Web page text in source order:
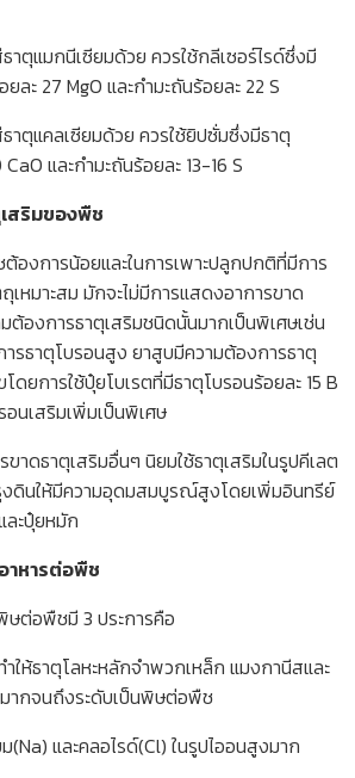
ตุแมกนีเซียมด้วย ควรใช้กลีเซอร์ไรด์ซึ่งมี
ละ 27 MgO และกำมะถันร้อยละ 22 S
าตุแคลเซียมด้วย ควรใช้ยิปซั่มซึ่งมีธาตุ
และกำมะถันร้อยละ 13-16 S
สริมของพืช
องการน้อยและในการเพาะปลูกปกติที่มีการ
หมาะสม มักจะไม่มีการแสดงอาการขาด
ต้องการธาตุเสริมชนิดนั้นมากเป็นพิเศษเช่น
รธาตุโบรอนสูง ยาสูบมีความต้องการธาตุ
ดยการใช้ปุ๋ยโบเรตที่มีธาตุโบรอนร้อยละ 15 B
อนเสริมเพิ่มเป็นพิเศษ
าดธาตุเสริมอื่นๆ นิยมใช้ธาตุเสริมในรูปคีเลต
งดินให้มีความอุดมสมบูรณ์สูงโดยเพิ่มอินทรีย์
ะปุ๋ยหมัก
าหารต่อพืช
ษต่อพืชมี 3 ประการคือ
ให้ธาตุโลหะหลักจำพวกเหล็ก แมงกานีสและ
ากจนถึงระดับเป็นพิษต่อพืช
(Na) และคลอไรด์(Cl) ในรูปไออนสูงมาก